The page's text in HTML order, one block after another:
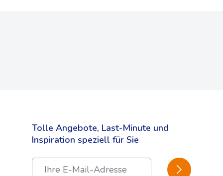
Tolle Angebote, Last-Minute und
Inspiration speziell für Sie
BESTÄTIGEN